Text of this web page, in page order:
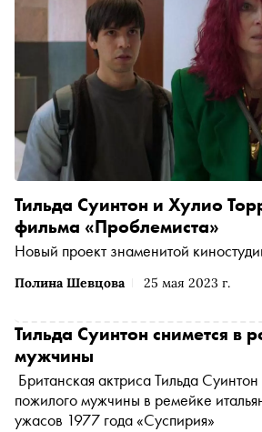
Полина Шевцова 25 мая 2023 г.
Тильда Суинтон и Хулио
фильма «Проблемиста»
Новый проект знаменитой
Тильда Суинтон снимется в
мужчины
Британская актриса Тильда
пожилого мужчины в ремейке
ужасов 1977 года «Суспирия»